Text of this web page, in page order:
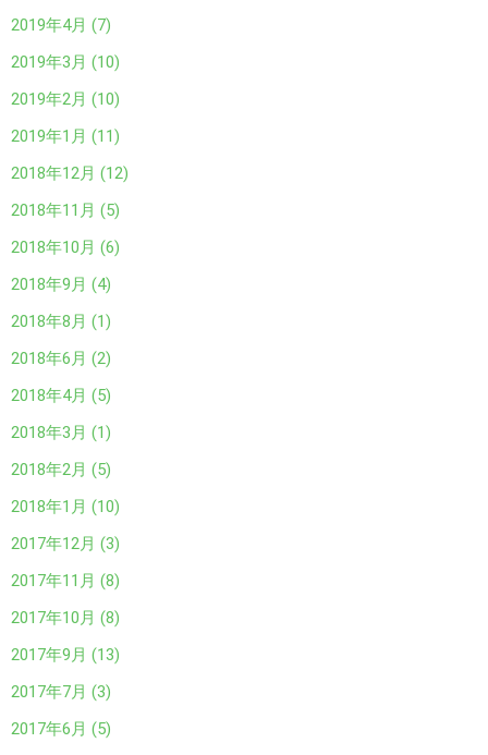
2019年4月 (7)
2019年3月 (10)
2019年2月 (10)
2019年1月 (11)
2018年12月 (12)
2018年11月 (5)
2018年10月 (6)
2018年9月 (4)
2018年8月 (1)
2018年6月 (2)
2018年4月 (5)
2018年3月 (1)
2018年2月 (5)
2018年1月 (10)
2017年12月 (3)
2017年11月 (8)
2017年10月 (8)
2017年9月 (13)
2017年7月 (3)
2017年6月 (5)